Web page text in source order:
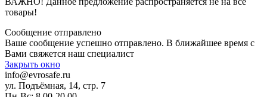
товары!
Сообщение отправлено
Ваше сообщение успешно отправлено. В ближайшее время с
Вами свяжется наш специалист
Закрыть окно
info@evrosafe.ru
ул. Подъёмная, 14, стр. 7